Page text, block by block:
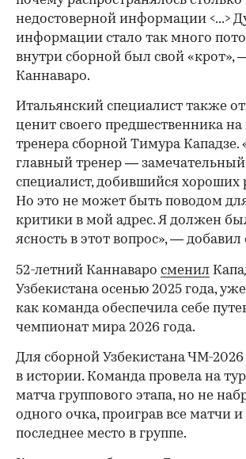
недостоверной информации <...>
информации стало так много
внутри сборной был свой «крот»,
Каннаваро.
Итальянский специалист также
ценит своего предшественника на
тренера сборной Тимура
главный тренер —
специалист, добившийся хороших
Но это не может быть поводом
критики в мой адрес. Я должен
ясность в этот вопрос», — добавил
00:00 00:00
52-летний Каннаваро сменил
Узбекистана осенью 2025 года,
как команда обеспечила себе
чемпионат мира 2026 года.
Для сборной Узбекистана ЧМ-
в истории. Команда провела на
матча группового этапа, но не
одного очка, проиграв все матчи и
последнее место в группе.